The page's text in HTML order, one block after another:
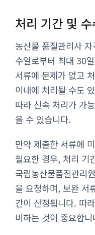
처리 기간 및
농산물 품질관리사
수일로부터 최대 30
서류에 문제가 없고
이내에 처리될 수도
따라 신속 처리가 가
을 수 있습니다.
만약 제출한 서류에
필요한 경우, 처리 기
국립농산물품질관리
을 요청하며, 보완 서
간이 산정됩니다. 따
비하는 것이 중요합니